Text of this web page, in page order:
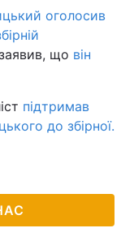
оголосив
що він
підтримав
до збірної.